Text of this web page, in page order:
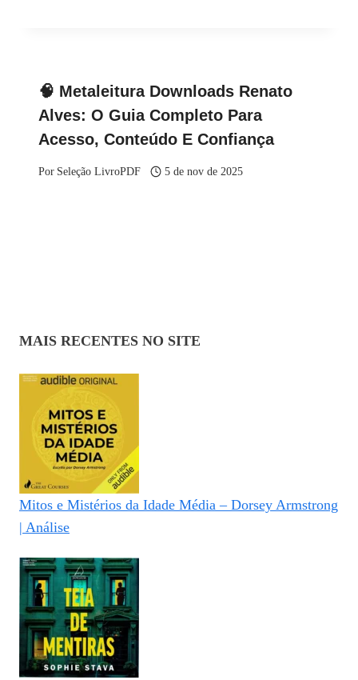
🧠 Metaleitura Downloads Renato
Alves: O Guia Completo Para
Acesso, Conteúdo E Confiança
Por Seleção LivroPDF 5 de nov de 2025
MAIS RECENTES NO SITE
Mitos e Mistérios da Idade Média – Dorsey Armstrong
| Análise